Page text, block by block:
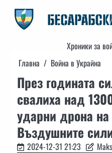
content
Хроники за
Главна
Война в Украйна
През годината
свалиха над
ударни дрона на
Въздушните
2024-12-31 21:23